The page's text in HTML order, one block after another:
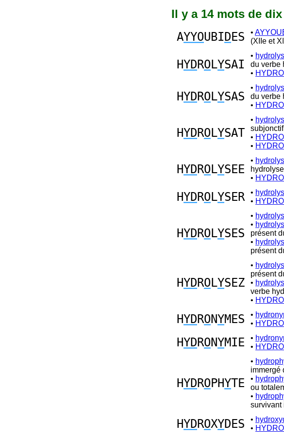
Il y a 14 mots de
AYYOUBI DES •
(XIIe et
HYDRO LYSAI
•
du verbe
•
HYDRO LYSAS
•
du verbe
•
HYDRO LYSAT
•
•
•
HYDRO LYSEE
•
•
HYDRO LYSER •
•
HYDRO LYSES
•
•
présent
•
présent
HYDRO LYSEZ
•
présent
•
verbe
•
HYDRONYMES •
•
HYDRONYMIE •
•
HYDROPHYTE
•
immergé
•
ou
•
HYDROXYDES •
•